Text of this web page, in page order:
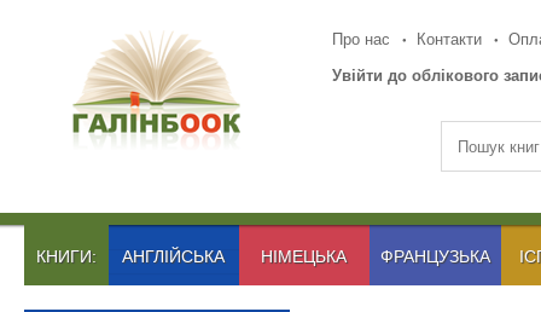
Про нас Контакти
Увійти до облікового
КНИГИ: АНГЛІЙСЬКА НІМЕЦЬКА ФРАНЦУЗЬКА